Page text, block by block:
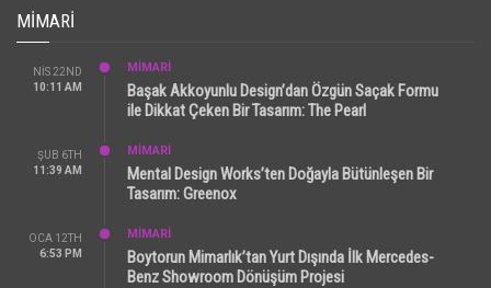
MIMARI
NIS 22ND
10:11 AM
MİMARİ
Başak Akkoyunlu Design’dan Özgün Saçak Formu
ile Dikkat Çeken Bir Tasarım: The Pearl
ŞUB 6TH
11:39 AM
MİMARİ
Mental Design Works’ten Doğayla Bütünleşen Bir
Tasarım: Greenox
OCA 12TH
6:53 PM
MİMARİ
Boytorun Mimarlık’tan Yurt Dışında İlk Mercedes-
Benz Showroom Dönüşüm Projesi